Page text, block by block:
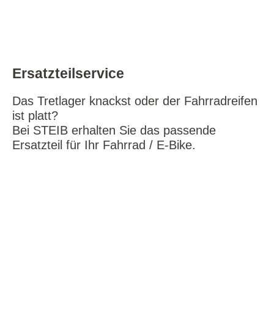
Ersatzteilservice
Das Tretlager knackst oder der Fahrradreifen
ist platt?
Bei STEIB erhalten Sie das passende
Ersatzteil für Ihr Fahrrad / E-Bike.